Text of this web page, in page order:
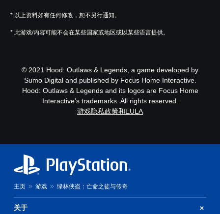
* 以上资料如有任何修改，恕不另行通知。
* 此游戏/内容可能不会在某些国家或地区或以某些语言提供。
© 2021 Hood: Outlaws & Legends, a game developed by
Sumo Digital and published by Focus Home Interactive.
Hood: Outlaws & Legends and its logos are Focus Home
Interactive’s trademarks. All rights reserved.
游戏隐私政策和EULA
主页 游戏 绿林侠盗：亡命之徒与传奇
关于